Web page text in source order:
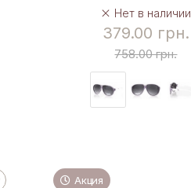
Нет в наличии
379.00 грн.
758.00 грн.
Акция